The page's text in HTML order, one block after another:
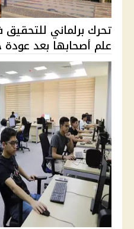
تحرك برلماني
علم أصحابها بعد عودة